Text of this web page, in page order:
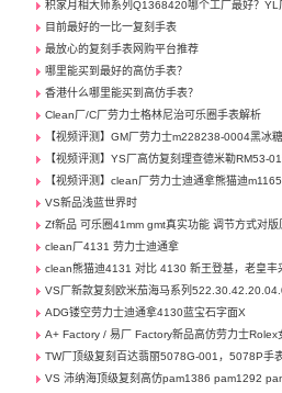
积家月相大师系列Q1368420哪个工厂最好？YL
目前最好的一比一复刻手表
最放心的复刻手表网购平台推荐
哪里能买到最好的高仿手表？
香港什么哪里能买到高仿手表？
Clean厂/C厂劳力士格林尼治可乐圈手表解析
【视频评测】GM厂劳力士m228238-0004黑冰
【视频评测】YS厂高仿复刻理查德米勒RM53-
【视频评测】clean厂劳力士迪通拿熊猫迪
VS新品浅蓝世界时
Zf新品 可乐圈41mm gmt真实功能 调节方式对版
clean厂4131 劳力士迪通拿
clean熊猫迪4131 对比 4130 新王登基，老皇丰
VS厂新款复刻欧米茄海马系列
ADG镂空劳力士迪通拿4130蓝宝石字面X
A+ Factory / 易厂 Factory新品高仿劳力士Rolex
TW厂顶级复刻百达翡丽5078G-001，5078P手
VS 沛纳海顶级复刻高仿pam1386 pam1292